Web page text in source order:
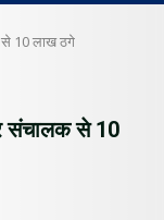
से 10 लाख ठगे
संचालक से 10